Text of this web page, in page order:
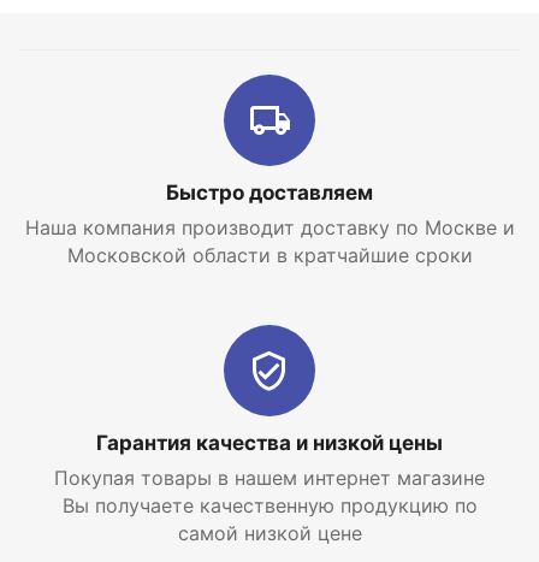
Быстро доставляем
Наша компания производит доставку по Москве и
Московской области в кратчайшие сроки
Гарантия качества и низкой цены
Покупая товары в нашем интернет магазине
Вы получаете качественную продукцию по
самой низкой цене